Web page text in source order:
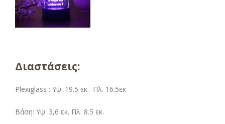
Διαστάσεις:
Plexiglass : Υψ. 19.5 εκ. Πλ. 16.5εκ
Βάση: Υψ. 3,6 εκ. Πλ. 8.5 εκ.